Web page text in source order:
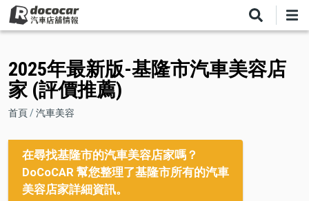
移
至
內
容2025年最新版-基隆市汽車美容店
家 (評價推薦)
導
航
連
結
首頁 汽車美容
在尋找基隆市的汽車美容店家嗎？
DoCoCAR 幫您整理了基隆市所有的汽車
美容店家詳細資訊。